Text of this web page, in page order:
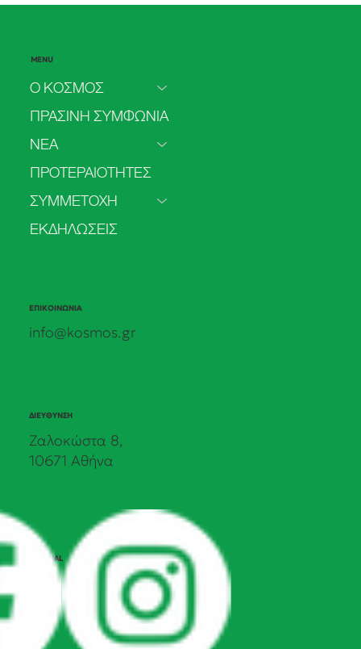
τα δεδομένα στις πολιτικές δεσμεύσεις.
Τα πρώτα αποτελέσματα της δημόσιας
MENU
Ο ΚΟΣΜΟΣ
ΠΡΑΣΙΝΗ ΣΥΜΦΩΝΙΑ
ΝΕΑ
ΠΡΟΤΕΡΑΙΟΤΗΤΕΣ
ΣΥΜΜΕΤΟΧΗ
ΕΚΔΗΛΩΣΕΙΣ
ΕΠΙΚΟΙΝΩΝΙΑ
info@kosmos.gr
ΔΙΕΥΘΥΝΣΗ
Ζαλοκώστα 8,
10671 Αθήνα
SOCIAL